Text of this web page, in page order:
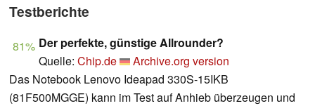
Testberichte
81% Der perfekte, günstige Allrounder?
Quelle: Chip.de
Archive.org version
Das Notebook Lenovo Ideapad 330S-15IKB
(81F500MGGE) kann im Test auf Anhieb überzeugen und